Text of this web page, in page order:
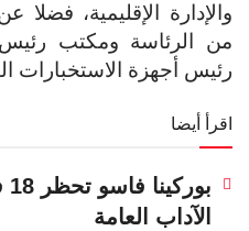
والإدارة الإقليمية،
من الرئاسة ومكتب رئيس
رئيس أجهزة الاستخبارات
اقرأ أيضا
الآداب العامة